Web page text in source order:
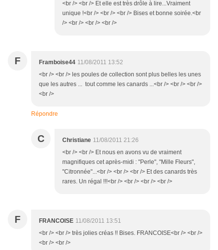
<br /> <br /> Et elle est très drôle à lire...Vraiment
unique !<br /> <br /> <br /> Bises et bonne soirée.<br
/> <br /> <br /> <br />
F Framboise44 11/08/2011 13:52
<br /> <br /> les poules de collection sont plus belles les unes
que les autres ... tout comme les canards ...<br /> <br /> <br />
<br />
Répondre
C Christiane 11/08/2011 21:26
<br /> <br /> Et nous en avons vu de vraiment
magnifiques cet après-midi : "Perle", "Mille Fleurs",
"Citronnée"...<br /> <br /> <br /> Et des canards très
rares. Un régal !!!<br /> <br /> <br /> <br />
F FRANCOISE 11/08/2011 13:51
<br /> <br /> très jolies créas !! Bises. FRANCOISE<br /> <br />
<br /> <br />